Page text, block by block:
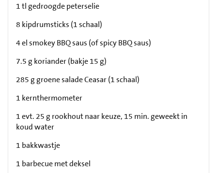
1 tl gedroogde peterselie
8 kipdrumsticks (1 schaal)
4 el smokey BBQ saus (of spicy BBQ saus)
7.5 g koriander (bakje 15 g)
285 g groene salade Ceasar (1 schaal)
1 kernthermometer
1 evt. 25 g rookhout naar keuze, 15 min. geweekt in
koud water
1 bakkwastje
1 barbecue met deksel